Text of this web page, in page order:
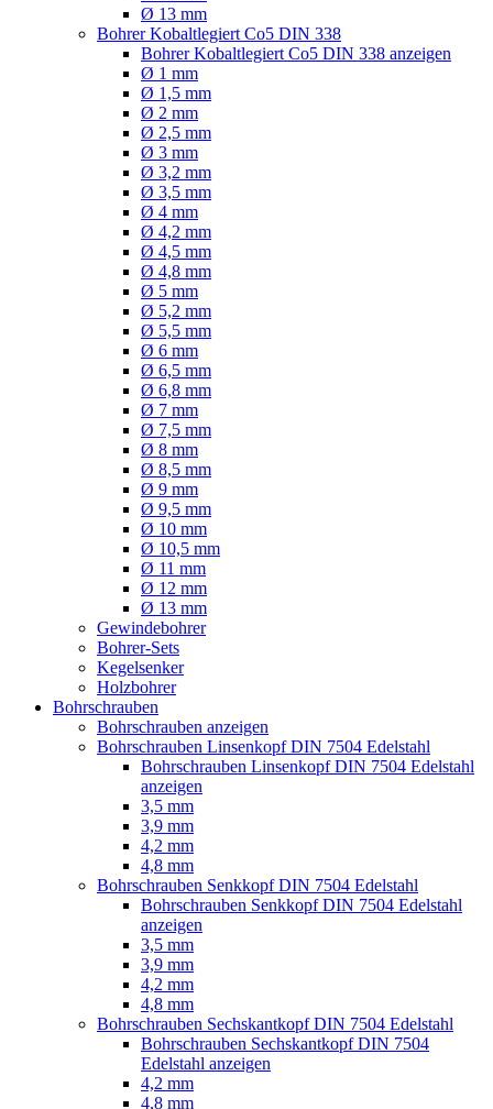
Ø 13 mm
Bohrer Kobaltlegiert Co5 DIN 338
Bohrer Kobaltlegiert Co5 DIN 338 anzeigen
Ø 1 mm
Ø 1,5 mm
Ø 2 mm
Ø 2,5 mm
Ø 3 mm
Ø 3,2 mm
Ø 3,5 mm
Ø 4 mm
Ø 4,2 mm
Ø 4,5 mm
Ø 4,8 mm
Ø 5 mm
Ø 5,2 mm
Ø 5,5 mm
Ø 6 mm
Ø 6,5 mm
Ø 6,8 mm
Ø 7 mm
Ø 7,5 mm
Ø 8 mm
Ø 8,5 mm
Ø 9 mm
Ø 9,5 mm
Ø 10 mm
Ø 10,5 mm
Ø 11 mm
Ø 12 mm
Ø 13 mm
Gewindebohrer
Bohrer-Sets
Kegelsenker
Holzbohrer
Bohrschrauben
Bohrschrauben anzeigen
Bohrschrauben Linsenkopf DIN 7504 Edelstahl
Bohrschrauben Linsenkopf DIN 7504 Edelstahl
anzeigen
3,5 mm
3,9 mm
4,2 mm
4,8 mm
Bohrschrauben Senkkopf DIN 7504 Edelstahl
Bohrschrauben Senkkopf DIN 7504 Edelstahl
anzeigen
3,5 mm
3,9 mm
4,2 mm
4,8 mm
Bohrschrauben Sechskantkopf DIN 7504 Edelstahl
Bohrschrauben Sechskantkopf DIN 7504
Edelstahl anzeigen
4,2 mm
4,8 mm